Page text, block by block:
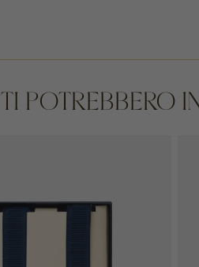
TI POTREBBERO